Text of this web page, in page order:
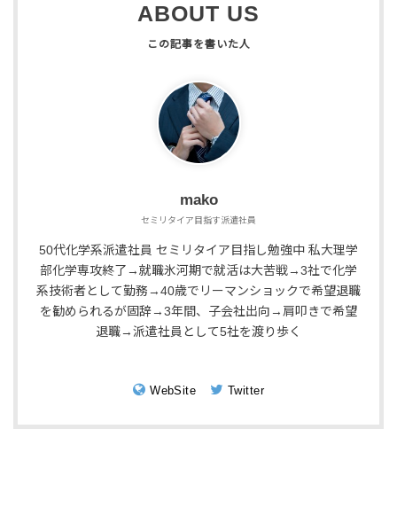
ABOUT US
mako
セミリタイア目指す派遣社員
50代化学系派遣社員 セミリタイア目指し勉強中 私大理学
部化学専攻終了→就職氷河期で就活は大苦戦→3社で化学
系技術者として勤務→40歳でリーマンショックで希望退職
を勧められるが固辞→3年間、子会社出向→肩叩きで希望
退職→派遣社員として5社を渡り歩く
WebSite Twitter